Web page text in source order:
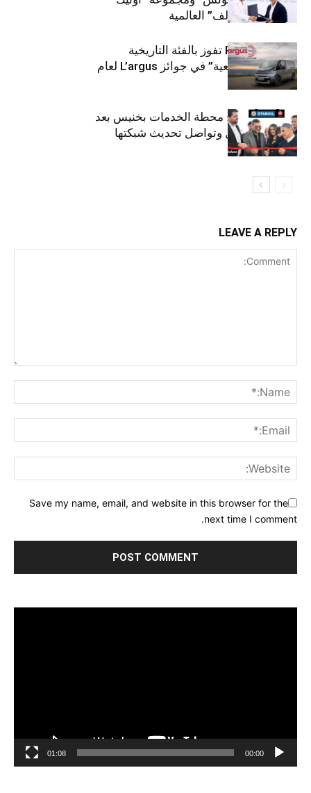
لتوزيع زيوت “إلف” العالمية
كيا PV5 Cargo تفوز بالفئة التاريخية
“للمركبات النفعية” في جوائز L’argus لعام
2026
ستارأويل تفتتح محطة الخدمات بخنيس بعد
تجديدهابالكامل وتواصل تحديث شبكتها
LEAVE A REPLY
Save my name, email, and website in this browser for the
next time I comment.
00:00
01:08